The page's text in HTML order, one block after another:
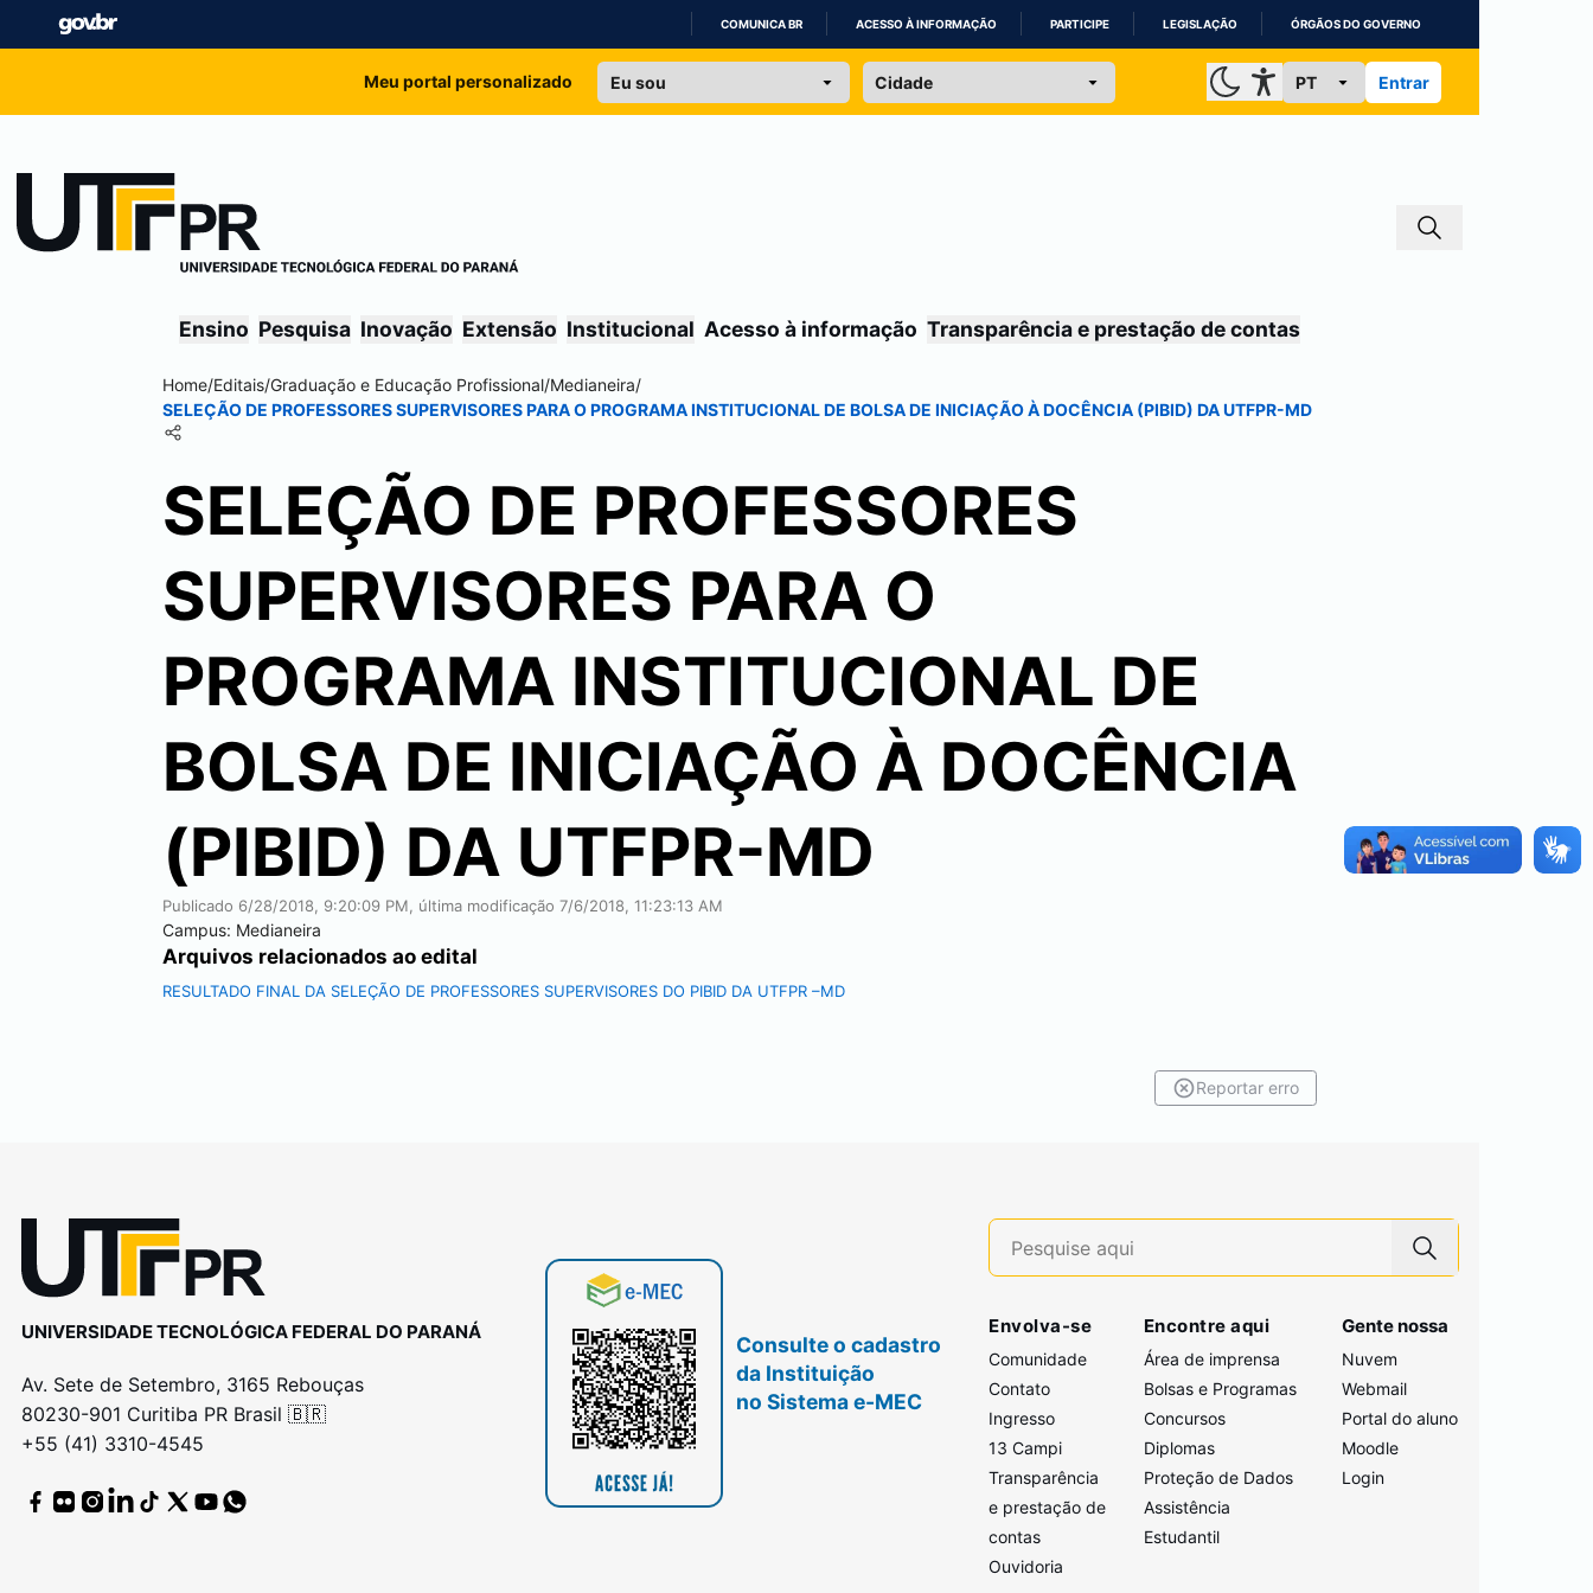
IR
COMUNICA BR ACESSO À INFORMAÇÃO PARTICIPE LEGISLAÇÃO ÓRGÃOS DO GOVERNO
Meu portal personalizado Entrar
Ensino Pesquisa Inovação Extensão Institucional Acesso à informação Transparência e prestação de contas
Home/Editais/Graduação e Educação Profissional/Medianeira/
SELEÇÃO DE PROFESSORES SUPERVISORES PARA O PROGRAMA INSTITUCIONAL DE BOLSA DE INICIAÇÃO À DOCÊNCIA (PIBID) DA UTFPR-MD
SELEÇÃO DE PROFESSORES
SUPERVISORES PARA O
PROGRAMA INSTITUCIONAL DE
BOLSA DE INICIAÇÃO À DOCÊNCIA
(PIBID) DA UTFPR-MD
Publicado 6/28/2018, 9:20:09 PM , última modificação 7/6/2018, 11:23:13 AM
Campus: Medianeira
Arquivos relacionados ao edital
RESULTADO FINAL DA SELEÇÃO DE PROFESSORES SUPERVISORES DO PIBID DA UTFPR –MD
Reportar erro
UNIVERSIDADE TECNOLÓGICA FEDERAL DO PARANÁ
Av. Sete de Setembro, 3165 Rebouças
80230-901 Curitiba PR Brasil 🇧🇷
+55 (41) 3310-4545
Consulte o cadastro
da Instituição
no Sistema e-MEC
Envolva-se
Comunidade
Contato
Ingresso
13 Campi
Transparência
e prestação de
contas
Ouvidoria
Encontre aqui
Área de imprensa
Bolsas e Programas
Concursos
Diplomas
Proteção de Dados
Assistência
Estudantil
Gente nossa
Nuvem
Webmail
Portal do aluno
Moodle
Login